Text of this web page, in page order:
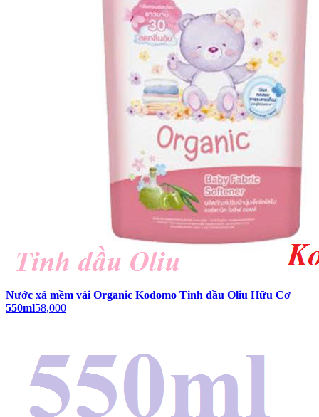
Nước xả mềm vải Organic Kodomo Tinh dầu Oliu Hữu Cơ
550ml58,000